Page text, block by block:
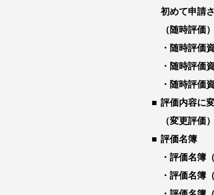
初めて申請
（随時評価）
随時評価
随時評価
随時評価
評価内容に
（変更評価）
評価名簿
評価名簿
評価名簿